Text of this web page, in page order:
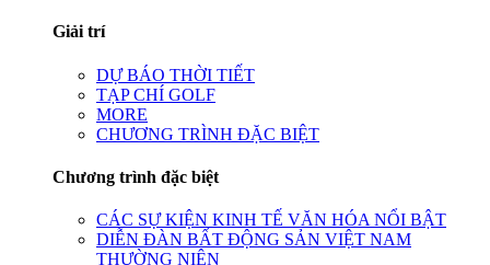
Giải trí
DỰ BÁO THỜI TIẾT
TẠP CHÍ GOLF
MORE
CHƯƠNG TRÌNH ĐẶC BIỆT
Chương trình đặc biệt
CÁC SỰ KIỆN KINH TẾ VĂN HÓA NỔI BẬT
DIỄN ĐÀN BẤT ĐỘNG SẢN VIỆT NAM
THƯỜNG NIÊN